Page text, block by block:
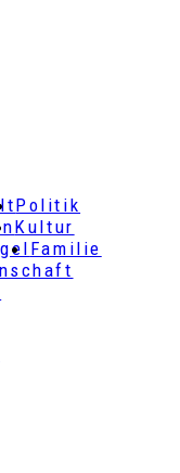
Politik
Kultur
Familie